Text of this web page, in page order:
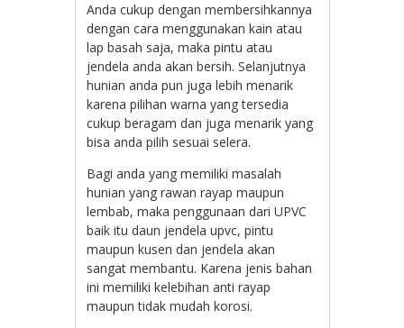
Anda cukup dengan membersihkannya
dengan cara menggunakan kain atau
lap basah saja, maka pintu atau
jendela anda akan bersih. Selanjutnya
hunian anda pun juga lebih menarik
karena pilihan warna yang tersedia
cukup beragam dan juga menarik yang
bisa anda pilih sesuai selera.
Bagi anda yang memiliki masalah
hunian yang rawan rayap maupun
lembab, maka penggunaan dari UPVC
baik itu daun jendela upvc, pintu
maupun kusen dan jendela akan
sangat membantu. Karena jenis bahan
ini memiliki kelebihan anti rayap
maupun tidak mudah korosi.